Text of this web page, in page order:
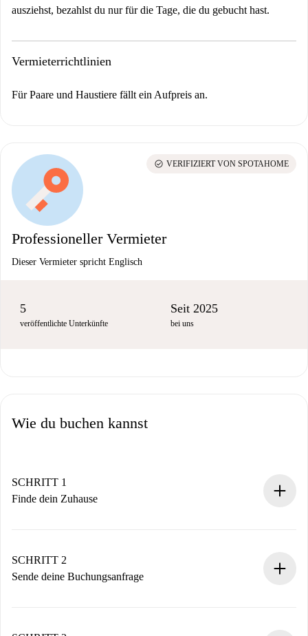
ausziehst, bezahlst du nur für die Tage, die du gebucht hast.
Vermieterrichtlinien
Für Paare und Haustiere fällt ein Aufpreis an.
Professioneller Vermieter
Dieser Vermieter spricht Englisch
check_circle VERIFIZIERT VON SPOTAHOME
5
veröffentlichte Unterkünfte
Seit 2025
bei uns
Wie du buchen kannst
SCHRITT 1
Finde dein Zuhause
Du erhältst alle notwendigen Informationen im Voraus.
SCHRITT 2
Sende deine Buchungsanfrage